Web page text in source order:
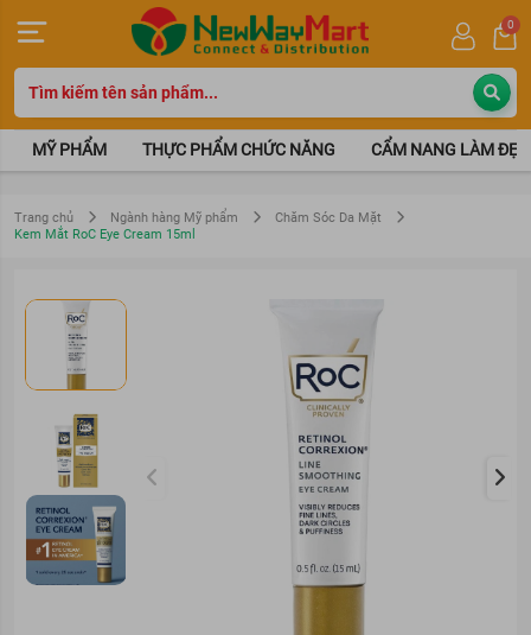
0
MỸ PHẨM THỰC PHẨM CHỨC NĂNG CẨM NANG LÀM ĐẸP
Trang chủ Ngành hàng Mỹ phẩm
Chăm Sóc Da Mặt
Kem Mắt RoC Eye Cream 15ml